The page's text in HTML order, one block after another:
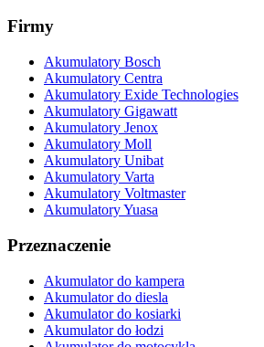
Firmy
Akumulatory Bosch
Akumulatory Centra
Akumulatory Exide Technologies
Akumulatory Gigawatt
Akumulatory Jenox
Akumulatory Moll
Akumulatory Unibat
Akumulatory Varta
Akumulatory Voltmaster
Akumulatory Yuasa
Przeznaczenie
Akumulator do kampera
Akumulator do diesla
Akumulator do kosiarki
Akumulator do łodzi